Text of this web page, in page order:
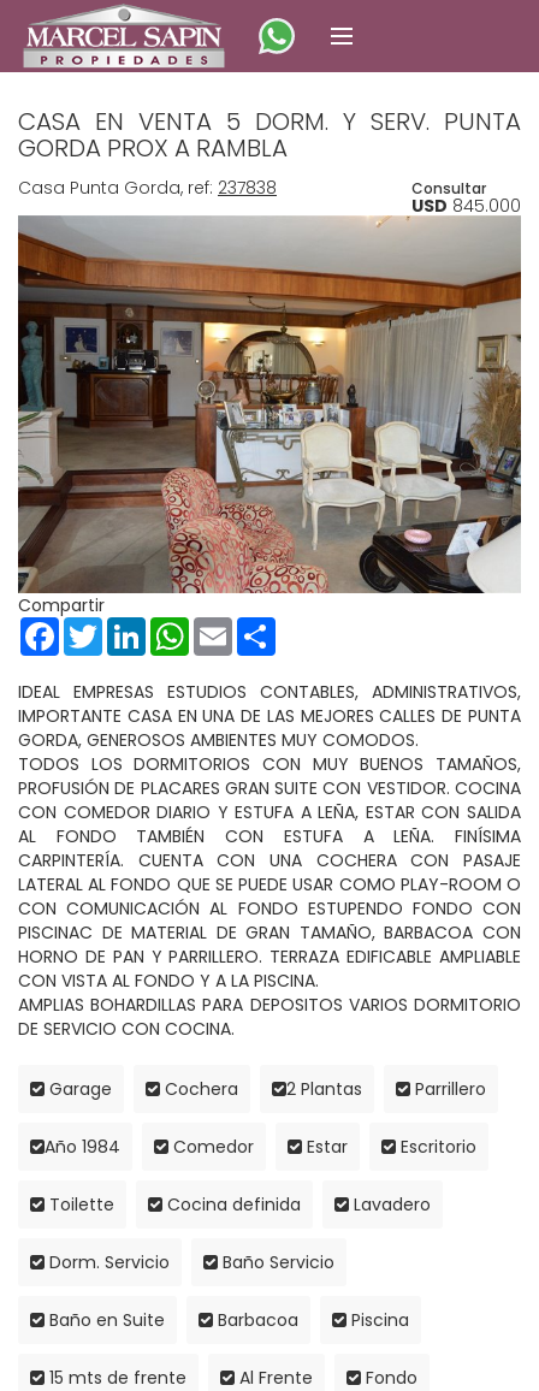
CASA EN VENTA 5 DORM. Y SERV. PUNTA
GORDA PROX A RAMBLA
Casa Punta Gorda, ref: 237838 Consultar
USD 845.000
Compartir
Facebook
TwitterLinkedInWhatsApp
Email
IDEAL EMPRESAS ESTUDIOS CONTABLES, ADMINISTRATIVOS,
IMPORTANTE CASA EN UNA DE LAS MEJORES CALLES DE PUNTA
GORDA, GENEROSOS AMBIENTES MUY COMODOS.
TODOS LOS DORMITORIOS CON MUY BUENOS TAMAÑOS,
PROFUSIÓN DE PLACARES GRAN SUITE CON VESTIDOR. COCINA
CON COMEDOR DIARIO Y ESTUFA A LEÑA, ESTAR CON SALIDA
AL FONDO TAMBIÉN CON ESTUFA A LEÑA. FINÍSIMA
CARPINTERÍA. CUENTA CON UNA COCHERA CON PASAJE
LATERAL AL FONDO QUE SE PUEDE USAR COMO PLAY-ROOM O
CON COMUNICACIÓN AL FONDO ESTUPENDO FONDO CON
PISCINAC DE MATERIAL DE GRAN TAMAÑO, BARBACOA CON
HORNO DE PAN Y PARRILLERO. TERRAZA EDIFICABLE AMPLIABLE
CON VISTA AL FONDO Y A LA PISCINA.
AMPLIAS BOHARDILLAS PARA DEPOSITOS VARIOS DORMITORIO
DE SERVICIO CON COCINA.
Garage Cochera 2 Plantas Parrillero
Año 1984 Comedor Estar Escritorio
Toilette Cocina definida Lavadero
Dorm. Servicio Baño Servicio
Baño en Suite Barbacoa Piscina
15 mts de frente Al Frente Fondo